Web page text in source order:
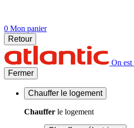
0 Mon panier
Retour
On est
Fermer
Chauffer le logement
Chauffer le logement